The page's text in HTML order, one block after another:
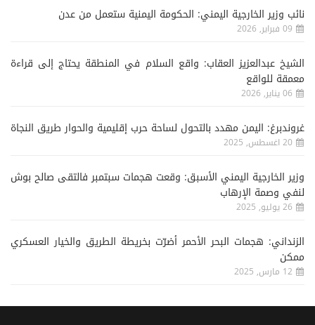
نائب وزير الخارجية اليمني: الحكومة اليمنية ستعمل من عدن
09 فبراير, 2026
الشيخ عبدالعزيز العقاب: واقع السلام في المنطقة يحتاج إلى قراءة
معمقة للواقع
06 يناير, 2026
غروندبرغ: اليمن مهدد بالتحول لساحة حرب إقليمية والحوار طريق النجاة
20 اغسطس, 2025
وزير الخارجية اليمني الأسبق: وقعت هجمات سبتمبر فالتقى صالح بوش
لنفي وصمة الإرهاب
26 يوليو, 2025
الزنداني: هجمات البحر الأحمر أضرّت بخريطة الطريق والخيار العسكري
ممكن
12 مارس, 2025